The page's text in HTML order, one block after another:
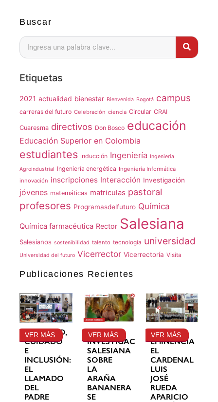
Buscar
Etiquetas
2021 actualidad bienestar Bienvenida Bogotá campus
carreras del futuro Celebración ciencia Circular CRAI
Cuaresma directivos Don Bosco educación
Educación Superior en Colombia
estudiantes inducción Ingeniería Ingeniería
Agroindustrial Ingeniería energética Ingeniería Informática
innovación inscripciones Interacción Investigación
jóvenes matemáticas matriculas pastoral
profesores Programasdelfuturo Química
Química farmacéutica Rector Salesiana
Salesianos sostenibilidad talento tecnología universidad
Universidad del futuro Vicerrector Vicerrectoría Visita
Publicaciones Recientes
GRATITUD,
CUIDADO
E
INCLUSIÓN:
EL
LLAMADO
DEL
PADRE
VER MÁS
LA
INVESTIGACIÓN
SALESIANA
SOBRE
LA
ARAÑA
BANANERA
SE
VER MÁS
SU
EMINENCIA
EL
CARDENAL
LUIS
JOSÉ
RUEDA
APARICIO
VER MÁS